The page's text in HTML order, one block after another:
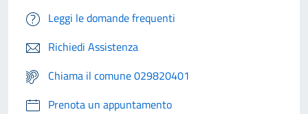
Leggi le domande frequenti
Richiedi Assistenza
Chiama il comune 029820401
Prenota un appuntamento